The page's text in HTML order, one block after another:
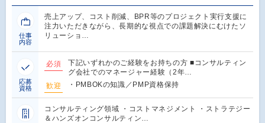
仕事
内容
売上アップ、コスト削減、BPR等のプロジェクト実行支援に
注力いただきながら、長期的な視点での課題解決にむけたソ
リューショ…
応募
資格
必須
下記いずれかのご経験をお持ちの方 ■コンサルティン
グ会社でのマネージャー経験（2年…
歓迎
・PMBOKの知識／PMP資格保持
コンサルティング領域 ・コストマネジメント ・ストラテジー
＆ハンズオンコンサルティン…